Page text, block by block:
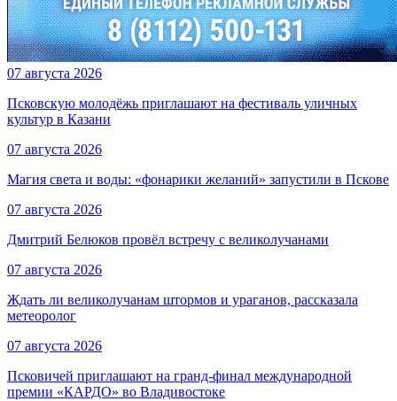
07 августа 2026
Псковскую молодёжь приглашают на фестиваль уличных
культур в Казани
07 августа 2026
Магия света и воды: «фонарики желаний» запустили в Пскове
07 августа 2026
Дмитрий Белюков провёл встречу с великолучанами
07 августа 2026
Ждать ли великолучанам штормов и ураганов, рассказала
метеоролог
07 августа 2026
Псковичей приглашают на гранд‑финал международной
премии «КАРДО» во Владивостоке